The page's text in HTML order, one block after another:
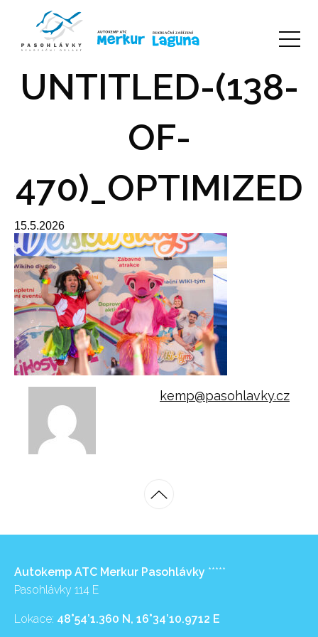
UNTITLED-(138-
OF-
470)_OPTIMIZED
15.5.2026
kemp@pasohlavky.cz
Autokemp ATC Merkur Pasohlávky *****
Pasohlávky 114 E
Lokace: 48°54’1.360 N, 16°34’10.9712 E